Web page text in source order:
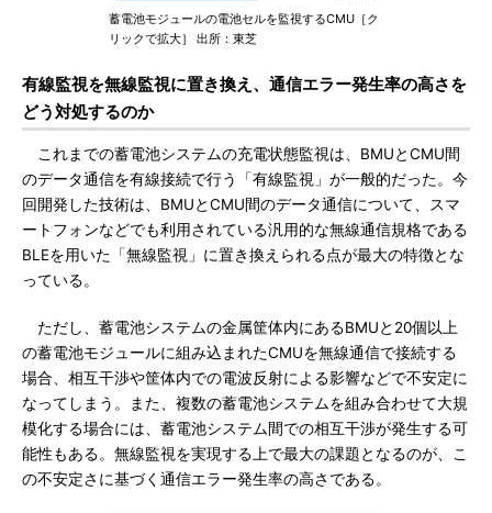
蓄電池モジュールの電池セルを監視するCMU［ク
リックで拡大］ 出所：東芝
有線監視を無線監視に置き換え、通信エラー発生率の高さを
どう対処するのか
これまでの蓄電池システムの充電状態監視は、BMUとCMU間
のデータ通信を有線接続で行う「有線監視」が一般的だった。今
回開発した技術は、BMUとCMU間のデータ通信について、スマ
ートフォンなどでも利用されている汎用的な無線通信規格である
BLEを用いた「無線監視」に置き換えられる点が最大の特徴とな
っている。
ただし、蓄電池システムの金属筐体内にあるBMUと20個以上
の蓄電池モジュールに組み込まれたCMUを無線通信で接続する
場合、相互干渉や筐体内での電波反射による影響などで不安定に
なってしまう。また、複数の蓄電池システムを組み合わせて大規
模化する場合には、蓄電池システム間での相互干渉が発生する可
能性もある。無線監視を実現する上で最大の課題となるのが、こ
の不安定さに基づく通信エラー発生率の高さである。